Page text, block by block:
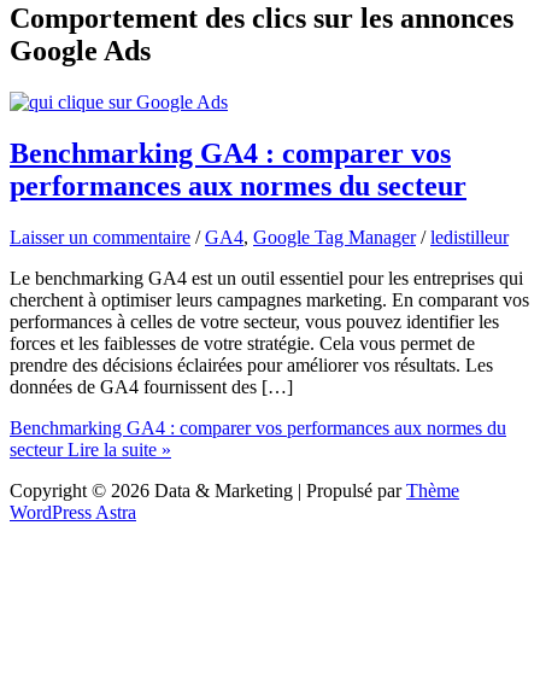
Comportement des clics sur les annonces
Google Ads
Benchmarking GA4 : comparer vos
performances aux normes du secteur
Laisser un commentaire /GA4, Google Tag Manager/ledistilleur
Le benchmarking GA4 est un outil essentiel pour les entreprises qui
cherchent à optimiser leurs campagnes marketing. En comparant vos
performances à celles de votre secteur, vous pouvez identifier les
forces et les faiblesses de votre stratégie. Cela vous permet de
prendre des décisions éclairées pour améliorer vos résultats. Les
données de GA4 fournissent des […]
Benchmarking GA4 : comparer vos performances aux normes du
secteurLire la suite »
Copyright © 2026 Data & Marketing | Propulsé parThème
WordPress Astra